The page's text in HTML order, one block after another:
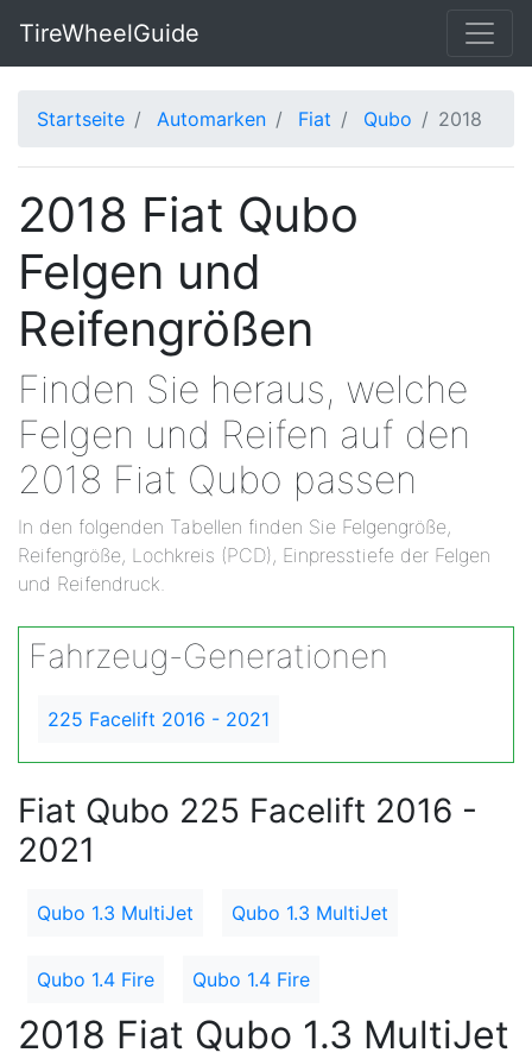
TireWheelGuide
Startseite Automarken Fiat Qubo 2018
2018 Fiat Qubo
Felgen und
Reifengrößen
Finden Sie heraus, welche
Felgen und Reifen auf den
2018 Fiat Qubo passen
In den folgenden Tabellen finden Sie Felgengröße,
Reifengröße, Lochkreis (PCD), Einpresstiefe der Felgen
und Reifendruck.
Fahrzeug-Generationen
225 Facelift 2016 - 2021
Fiat Qubo 225 Facelift 2016 -
2021
Qubo 1.3 MultiJet Qubo 1.3 MultiJet
Qubo 1.4 Fire Qubo 1.4 Fire
2018 Fiat Qubo 1.3 MultiJet